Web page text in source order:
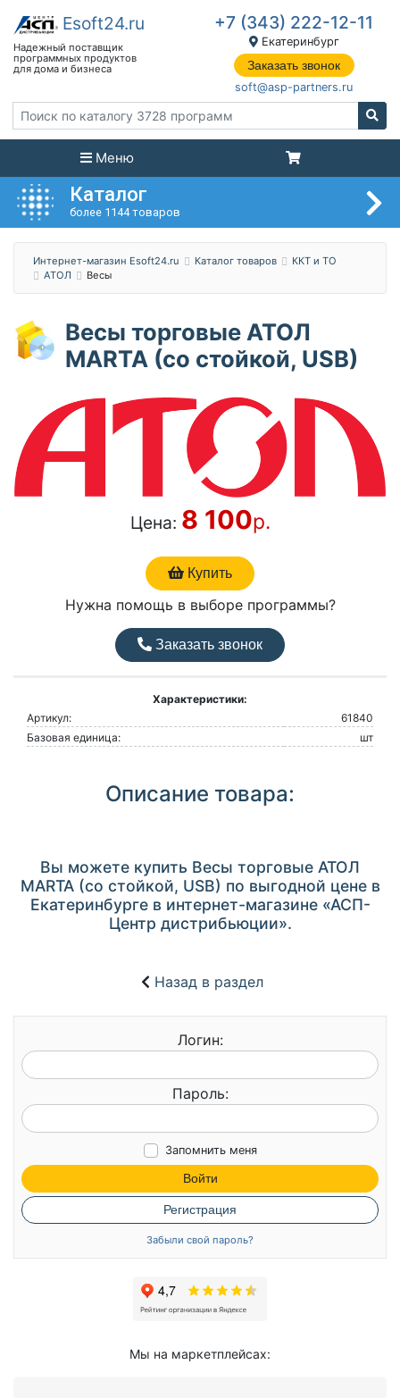
+7 (343) 222-12-11
Екатеринбург
Заказать звонок
soft@asp-partners.ru
Меню
Каталог
более 1144 товаров
Интернет-магазин Esoft24.ru Каталог товаров
ККТ и ТО
АТОЛ
Весы
Весы торговые АТОЛ
MARTA (со стойкой, USB)
Цена: 8 100р.
Купить
Нужна помощь в выборе программы?
Заказать звонок
Характеристики:
Артикул:
61840
Базовая единица:
шт
Описание товара:
Вы можете купить Весы торговые АТОЛ
MARTA (со стойкой, USB) по выгодной цене в
Екатеринбурге в интернет-магазине «АСП-
Центр дистрибьюции».
Назад в раздел
Логин:
Пароль:
Запомнить меня
Войти
Регистрация
Забыли свой пароль?
Мы на маркетплейсах: